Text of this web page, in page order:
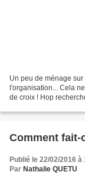
Un peu de ménage
l'organisation... Cela
de croix ! Hop
Comment fait-
Publié le 22/02/2016 à
Par Nathalie QUETU